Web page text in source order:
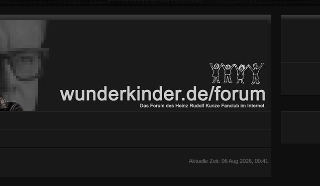
Aktuelle Zeit: 06 Aug 2026, 00:41